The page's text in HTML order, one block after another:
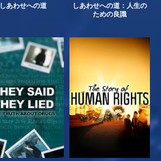
しあわせへの道
しあわせへの道：人生の
ための良識